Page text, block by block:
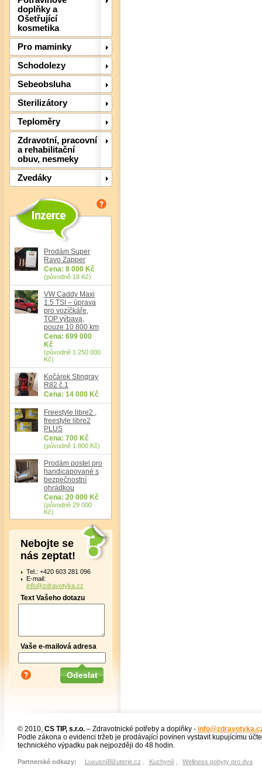
doplňky a
Ošetřující
kosmetika
Pro maminky
Schodolezy
Sebeobsluha
Sterilizátory
Teploměry
Zdravotní, pracovní
a rehabilitační
obuv, nesmeky
Zvedáky
Prodám Super
Ravo Zapper
Cena: 8 000 Kč
(původně 18 Kč)
VW Caddy Maxi
1.5 TSI – úprava
pro vozíčkáře,
TOP výbava,
pouze 10 800 km
Cena: 699 000
Kč
(původně 1 250 000
Kč)
Kočárek Stingray
R82 č.1
Cena: 14 000 Kč
Freestyle libre2 ,
freestyle libre2
PLUS
Cena: 700 Kč
(původně 1 800 Kč)
Prodám postel pro
handicapované s
bezpečnostní
ohrádkou
Cena: 20 000 Kč
(původně 29 000
Kč)
Nebojte se
nás zeptat!
Tel.: +420 603 281 096
E-mail:
info@zdravotyka.cz
Text Vašeho dotazu
Vaše e-mailová adresa
© 2010, CS TIP, s.r.o. – Zdravotnické potřeby a doplňky -
Podle zákona o evidenci tržeb je prodávající povinen vystavit kupujícímu
technického výpadku pak nejpozději do 48 hodin.
Partnerské odkazy: LuxusníBižuterie.cz Kuchyně Wellness pobyty pro dva